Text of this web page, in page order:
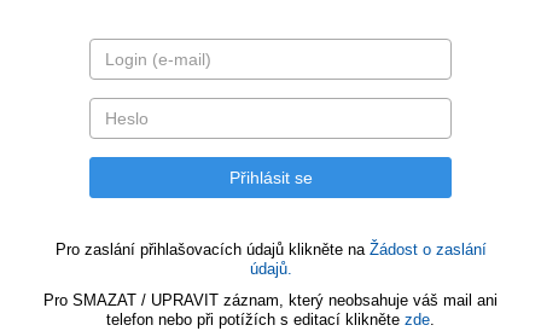
Pro zaslání přihlašovacích údajů klikněte na Žádost o zaslání
údajů.
Pro SMAZAT / UPRAVIT záznam, který neobsahuje váš mail ani
telefon nebo při potížích s editací klikněte zde.